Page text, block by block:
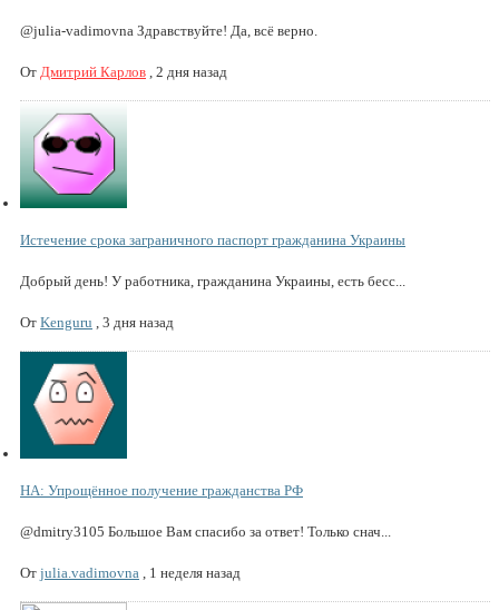
@julia-vadimovna Здравствуйте! Да, всё верно.
От Дмитрий Карлов 2 дня назад
Истечение срока заграничного паспорт гражданина Украины
Добрый день! У работника, гражданина Украины, есть бесс...
От Kenguru 3 дня назад
НА: Упрощённое получение гражданства РФ
@dmitry3105 Большое Вам спасибо за ответ! Только снач...
От julia.vadimovna 1 неделя назад